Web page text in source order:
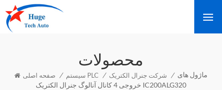
محصولات
صفحه اصلی / سیستم PLC / شرکت جنرال الکتریک / ماژول های
خروجی 4 کانال آنالوگ جنرال الکتریک IC200ALG320